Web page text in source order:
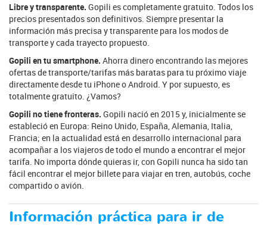
Libre y transparente. Gopili es completamente gratuito. Todos los
precios presentados son definitivos. Siempre presentar la
información más precisa y transparente para los modos de
transporte y cada trayecto propuesto.
Gopili en tu smartphone. Ahorra dinero encontrando las mejores
ofertas de transporte/tarifas más baratas para tu próximo viaje
directamente desde tu iPhone o Android. Y por supuesto, es
totalmente gratuito. ¿Vamos?
Gopili no tiene fronteras. Gopili nació en 2015 y, inicialmente se
estableció en Europa: Reino Unido, España, Alemania, Italia,
Francia; en la actualidad está en desarrollo internacional para
acompañar a los viajeros de todo el mundo a encontrar el mejor
tarifa. No importa dónde quieras ir, con Gopili nunca ha sido tan
fácil encontrar el mejor billete para viajar en tren, autobús, coche
compartido o avión.
Información práctica para ir de